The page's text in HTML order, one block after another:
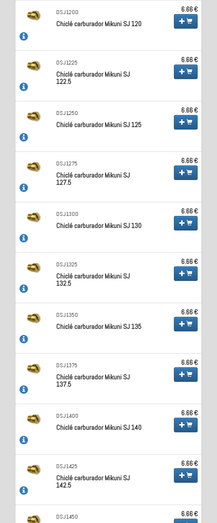
DSJ1200
Chiclé carburador Mikuni SJ 120
6.66 €
DSJ1225
Chiclé carburador Mikuni SJ
122.5
6.66 €
DSJ1250
Chiclé carburador Mikuni SJ 125
6.66 €
DSJ1275
Chiclé carburador Mikuni SJ
127.5
6.66 €
DSJ1300
Chiclé carburador Mikuni SJ 130
6.66 €
DSJ1325
Chiclé carburador Mikuni SJ
132.5
6.66 €
DSJ1350
Chiclé carburador Mikuni SJ 135
6.66 €
DSJ1375
Chiclé carburador Mikuni SJ
137.5
6.66 €
DSJ1400
Chiclé carburador Mikuni SJ 140
6.66 €
DSJ1425
Chiclé carburador Mikuni SJ
142.5
6.66 €
DSJ1450 6.66 €